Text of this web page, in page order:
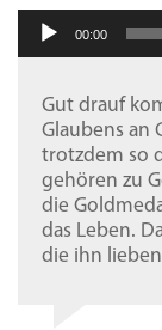
Audio-
Player
00:00
Gut drauf
Glaubens an
trotzdem so
gehören zu
die
das Leben.
die ihn